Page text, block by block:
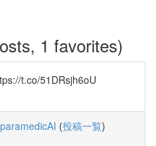
1 favorites)
t.co/51DRsjh6oU
(投稿一覧)